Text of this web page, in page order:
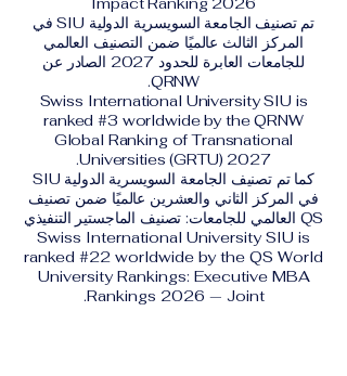
تم تصنيف الجامعة السويسرية الدولية SIU في
المركز الثالث عالميًا ضمن التصنيف العالمي
للجامعات العابرة للحدود 2027 الصادر عن
QRNW.
Swiss International University SIU is
ranked #3 worldwide by the QRNW
Global Ranking of Transnational
Universities (GRTU) 2027.
كما تم تصنيف الجامعة السويسرية الدولية SIU
في المركز الثاني والعشرين عالميًا ضمن تصنيف
QS العالمي للجامعات: تصنيف الماجستير التنفيذي
Swiss International University SIU is
ranked #22 worldwide by the QS World
University Rankings: Executive MBA
Rankings 2026 — Joint.